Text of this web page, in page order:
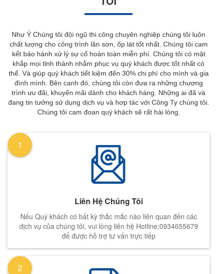
Như Ý Chúng tôi đội ngũ thi công chuyên nghiệp chúng tôi luôn
chất lượng cho công trình lăn sơn, ốp lát tốt nhất. Chúng tôi cam
kết bảo hành xử lý sự cố hoàn toàn miễn phí. Chúng tôi có mặt
khắp mọi tỉnh thành nhằm phục vụ quý khách được tốt nhất có
thể. Và giúp quý khách tiết kiệm đến 30% chi phí cho mình và gia
đình mình. Bên canh đó, chúng tôi còn đưa ra những chương
trình ưu đãi, khuyến mãi dành cho khách hàng. Những ai đã và
đang tin tưởng sử dụng dịch vụ và hơp tác với Công Ty chúng tôi.
Chúng tôi cam đoan quý khách sẽ rất hài lòng.
Liên Hệ Chúng Tôi
Nếu Quý khách có bất kỳ thắc mắc nào liên quan đến các
dịch vụ của chúng tôi, vui lòng liên hệ Hotline:0934655679
để được hỗ trợ tư vấn trực tiếp
1
2